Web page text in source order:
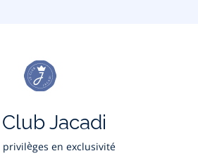
Jacadi
privilèges en exclusivité